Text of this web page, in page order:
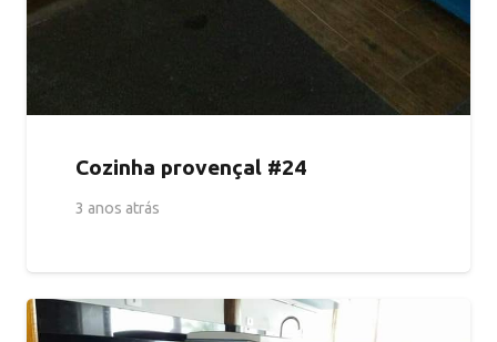
Cozinha provençal #24
3 anos atrás